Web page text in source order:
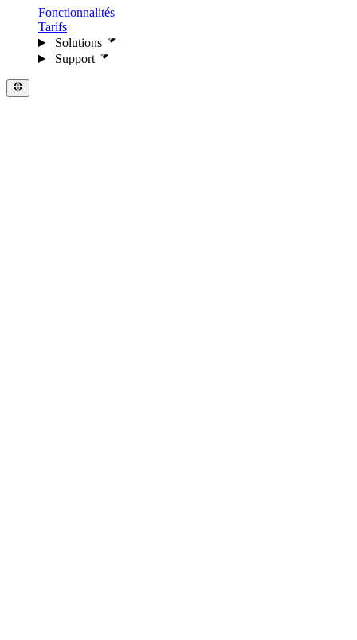
Fonctionnalités
Tarifs
Solutions
Support